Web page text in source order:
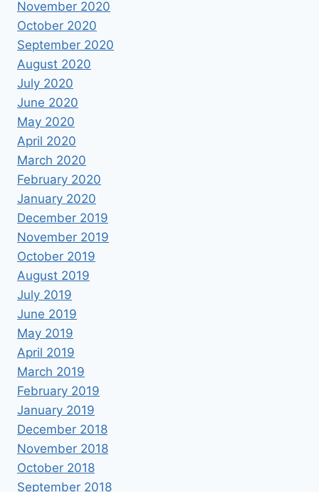
November 2020
October 2020
September 2020
August 2020
July 2020
June 2020
May 2020
April 2020
March 2020
February 2020
January 2020
December 2019
November 2019
October 2019
August 2019
July 2019
June 2019
May 2019
April 2019
March 2019
February 2019
January 2019
December 2018
November 2018
October 2018
September 2018